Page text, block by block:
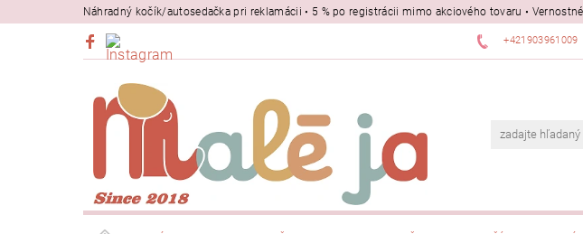
Náhradný kočík/autosedačka pri reklamácii • 5 % po registrácii mimo akciového tovaru •
+421903961009